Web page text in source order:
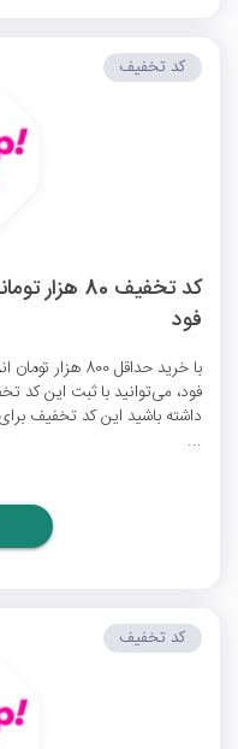
کد تخفیف
فود
با خرید حداقل
داشته باشید این کد تخفیف
...
کد تخفیف
کد تخفیف